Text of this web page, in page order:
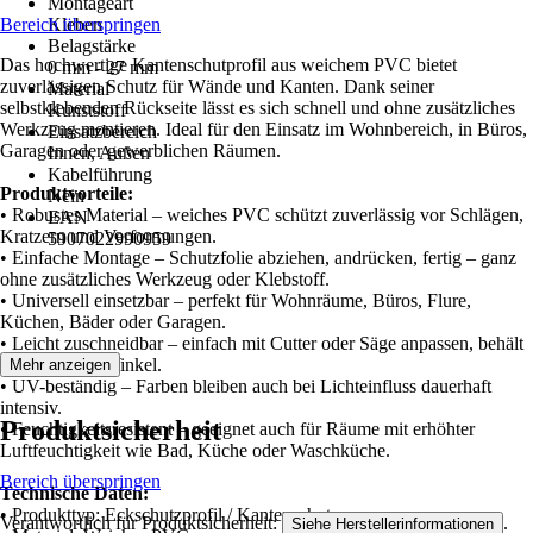
Kleben
Belagstärke
0 mm - 27 mm
Material
Kunststoff
Einsatzbereich
Innen, Außen
Kabelführung
Nein
EAN
5907022990959
Bereich überspringen
Das hochwertige Kantenschutprofil aus weichem PVC bietet
zuverlässigen Schutz für Wände und Kanten. Dank seiner
selbstklebenden Rückseite lässt es sich schnell und ohne zusätzliches
Werkzeug montieren. Ideal für den Einsatz im Wohnbereich, in Büros,
Garagen oder gewerblichen Räumen.
Produktvorteile:
• Robustes Material – weiches PVC schützt zuverlässig vor Schlägen,
Kratzern und Verformungen.
• Einfache Montage – Schutzfolie abziehen, andrücken, fertig – ganz
ohne zusätzliches Werkzeug oder Klebstoff.
• Universell einsetzbar – perfekt für Wohnräume, Büros, Flure,
Küchen, Bäder oder Garagen.
• Leicht zuschneidbar – einfach mit Cutter oder Säge anpassen, behält
sauberen 90°-Winkel.
• UV-beständig – Farben bleiben auch bei Lichteinfluss dauerhaft
intensiv.
• Feuchtigkeitsresistent – geeignet auch für Räume mit erhöhter
Luftfeuchtigkeit wie Bad, Küche oder Waschküche.
Technische Daten:
• Produkttyp: Eckschutzprofil / Kantenschutz
Mehr anzeigen
Produktsicherheit
Bereich überspringen
Verantwortlich für Produktsicherheit: Siehe Herstellerinformationen .